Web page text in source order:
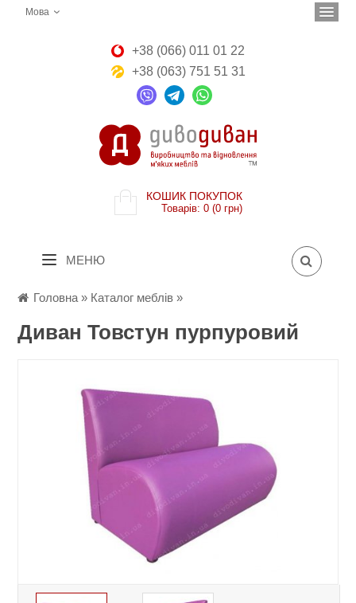
Мова
+38 (066) 011 01 22
+38 (063) 751 51 31
КОШИК ПОКУПОК
Товарів: 0 (0 грн)
МЕНЮ
Головна» Каталог меблів »
Диван Товстун пурпуровий